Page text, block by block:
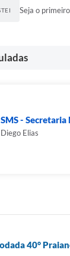
Seja o
SMS -
Diego Elias
40°